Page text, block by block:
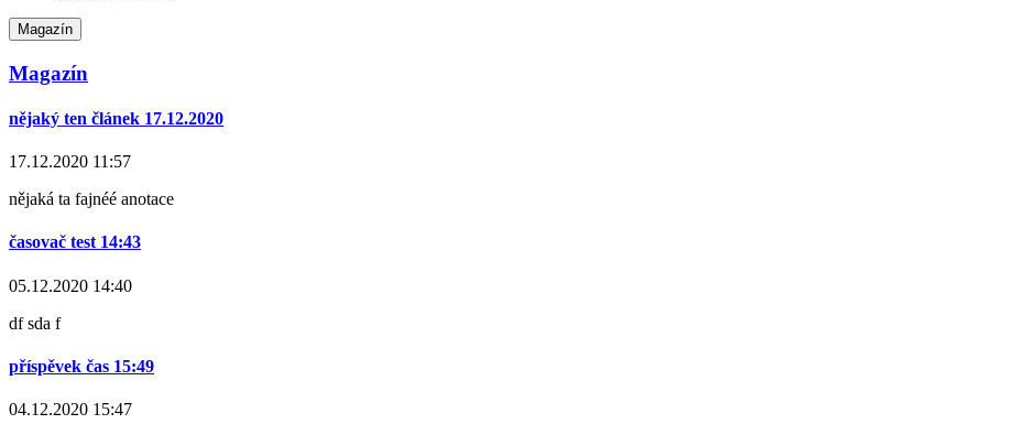
Magazín
Magazín
nějaký ten článek 17.12.2020
17.12.2020 11:57
nějaká ta fajnéé anotace
časovač test 14:43
05.12.2020 14:40
df sda f
příspěvek čas 15:49
04.12.2020 15:47